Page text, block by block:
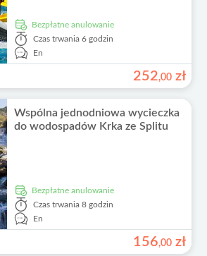
Bezpłatne anulowanie
Czas trwania 6 godzin
En
252,00 zł
Wspólna jednodniowa wycieczka
do wodospadów Krka ze Splitu
Bezpłatne anulowanie
Czas trwania 8 godzin
En
156,00 zł